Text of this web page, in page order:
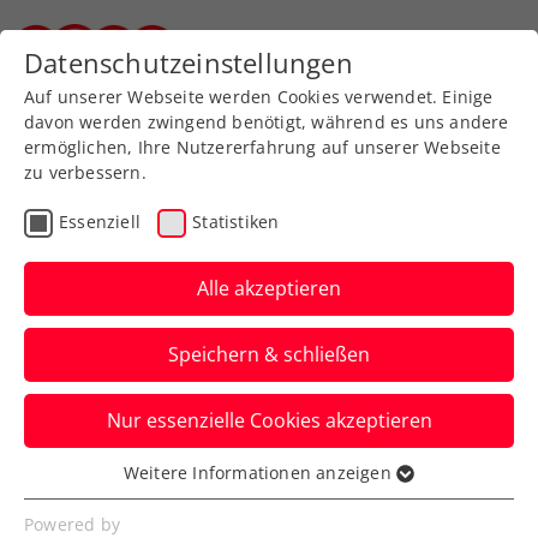
Zurück zur Newsübersicht
Rollstuhltennis
Neumayer, Tagger und
Routinier Legner zeigen
international auf
Die ÖTV-Spieler:innen wissen in
Kalenderwoche 40 teilweise sehr zu
Datenschutzeinstellungen
Auf unserer Webseite werden Cookies verwendet. Einige
davon werden zwingend benötigt, während es uns andere
ermöglichen, Ihre Nutzererfahrung auf unserer Webseite
zu verbessern.
Essenziell Statistiken
Alle akzeptieren
Speichern & schließen
Nur essenzielle Cookies akzeptieren
Essenziell
Essenzielle Cookies werden für grundlegende
Weitere Informationen anzeigen
Powered by